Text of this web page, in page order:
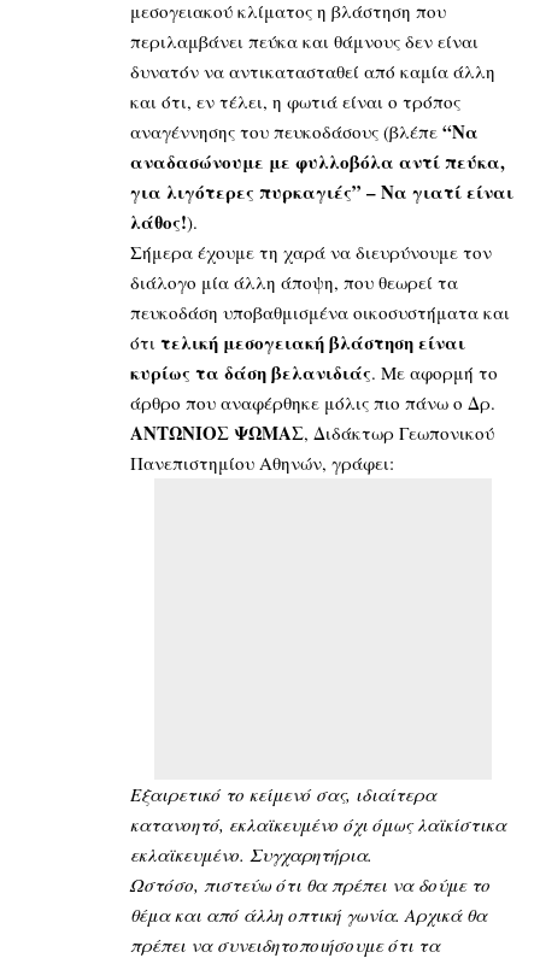
μεσογειακού κλίματος η βλάστηση που
περιλαμβάνει πεύκα και θάμνους δεν είναι
δυνατόν να αντικατασταθεί από καμία άλλη
και ότι, εν τέλει, η φωτιά είναι ο τρόπος
αναγέννησης του πευκοδάσους (βλέπε “Να
αναδασώνουμε με φυλλοβόλα αντί πεύκα,
για λιγότερες πυρκαγιές” – Να γιατί είναι
λάθος!).
Σήμερα έχουμε τη χαρά να διευρύνουμε τον
διάλογο μία άλλη άποψη, που θεωρεί τα
πευκοδάση υποβαθμισμένα οικοσυστήματα και
ότι τελική μεσογειακή βλάστηση είναι
κυρίως τα δάση βελανιδιάς. Με αφορμή το
άρθρο που αναφέρθηκε μόλις πιο πάνω ο Δρ.
ΑΝΤΩΝΙΟΣ ΨΩΜΑΣ, Διδάκτωρ Γεωπονικού
Πανεπιστημίου Αθηνών, γράφει:
Εξαιρετικό το κείμενό σας, ιδιαίτερα
κατανοητό, εκλαϊκευμένο όχι όμως λαϊκίστικα
εκλαϊκευμένο. Συγχαρητήρια.
Ωστόσο, πιστεύω ότι θα πρέπει να δούμε το
θέμα και από άλλη οπτική γωνία. Αρχικά θα
πρέπει να συνειδητοποιήσουμε ότι τα